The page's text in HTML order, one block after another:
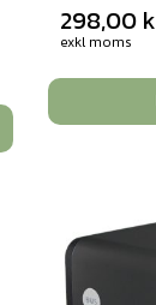
298,00
exkl moms